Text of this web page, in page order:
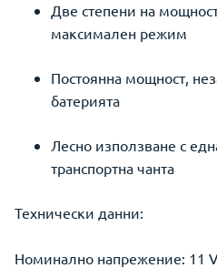
Две степени на
максимален режим
Постоянна мощност,
батерията
Лесно използване с
транспортна чанта
Технически данни:
Номинално напрежение: 11